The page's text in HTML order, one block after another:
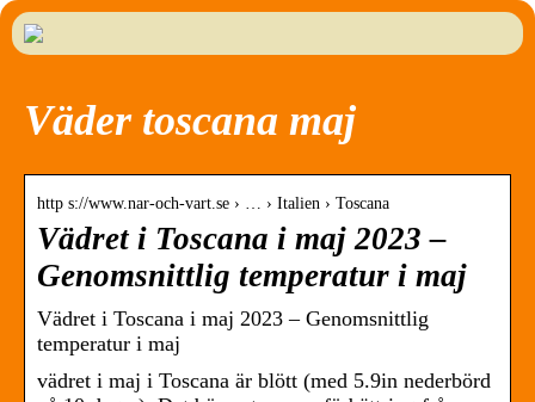
Väder toscana maj
http s://www.nar-och-vart.se › … › Italien › Toscana
Vädret i Toscana i maj 2023 –
Genomsnittlig temperatur i maj
Vädret i Toscana i maj 2023 – Genomsnittlig
temperatur i maj
vädret i maj i Toscana är blött (med 5.9in nederbörd